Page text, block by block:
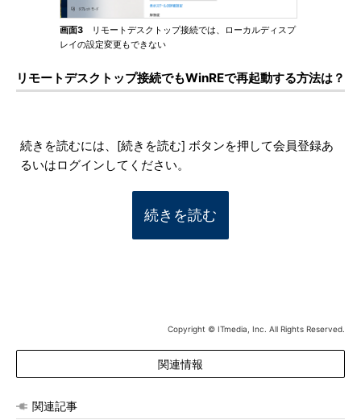
画面3 リモートデスクトップ接続では、ローカルディスプ
レイの設定変更もできない
リモートデスクトップ接続でもWinREで再起動する方法は？
続きを読むには、[続きを読む] ボタンを押して会員登録あ
るいはログインしてください。
続きを読む
Copyright © ITmedia, Inc. All Rights Reserved.
関連情報
関連記事